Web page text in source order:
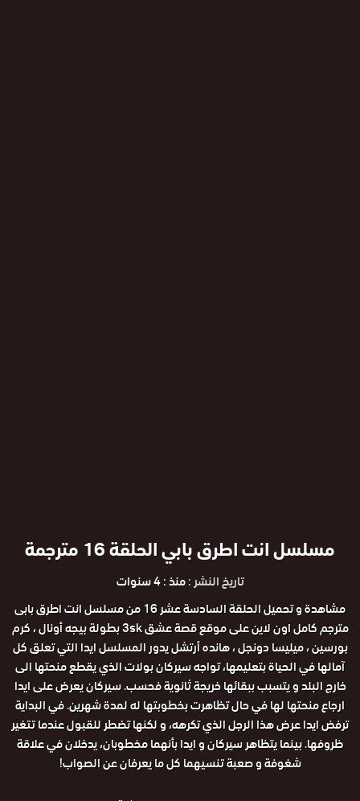
مسلسل انت اطرق بابي الحلقة 16 مترجمة
تاريخ النشر :منذ : 4 سنوات
مشاهدة و تحميل الحلقة السادسة عشر 16 من مسلسل انت اطرق بابى
مترجم كامل اون لاين على موقع قصة عشق 3sk بطولة بيجه أونال ، كرم
بورسين ، ميليسا دونجل ، هانده أرتشل يدور المسلسل ايدا التي تعلق كل
آمالها في الحياة بتعليمها، تواجه سيركان بولات الذي يقطع منحتها الى
خارج البلد و يتسبب ببقائها خريجة ثانوية فحسب. سيركان يعرض على ايدا
ارجاع منحتها لها في حال تظاهرت بخطوبتها له لمدة شهرين. في البداية
ترفض ايدا عرض هذا الرجل الذي تكرهه، و لكنها تضطر للقبول عندما تتغير
ظروفها. بينما يتظاهر سيركان و ايدا بأنهما مخطوبان، يدخلان في علاقة
شغوفة و صعبة تنسيهما كل ما يعرفان عن الصواب!